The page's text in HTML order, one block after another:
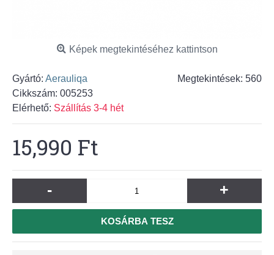
Képek megtekintéséhez kattintson
Megtekintések: 560
Gyártó: Aerauliqa
Cikkszám: 005253
Elérhető: Szállítás 3-4 hét
15,990 Ft
- +
KOSÁRBA TESZ